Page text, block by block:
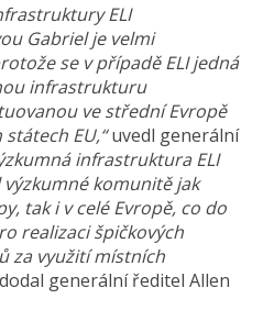
ELI
Gabriel je velmi
se v případě ELI jedná
infrastrukturu
ve střední Evropě
EU,“uvedl generální
infrastruktura ELI
komunitě jak
tak i v celé Evropě, co do
realizaci špičkových
za využití místních
generální ředitel Allen